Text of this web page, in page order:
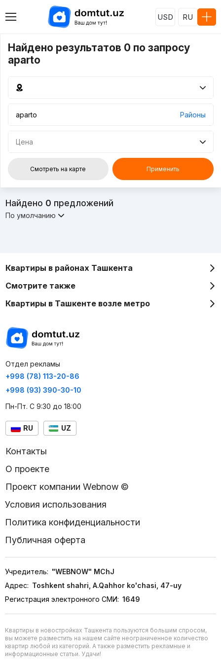
USD RU
Найдено результатов 0 по запросу
aparto
Районы
Цена
Смотреть на карте Применить
Найдено 0 предложений
По умолчанию
Квартиры в районах Ташкента
Смотрите также
Квартиры в Ташкенте возле метро
Отдел рекламы
+998 (78) 113-20-86
+998 (93) 390-30-10
Пн-Пт. С 9:30 до 18:00
RU UZ
Контакты
О проекте
Проект компании Webnow ©
Условия использования
Политика конфиденциальности
Публичная оферта
Учредитель: "WEBNOW" MChJ
Адрес: Toshkent shahri, A.Qahhor ko'chasi, 47-uy
Регистрация электронного СМИ: 1649
Квартиры в новостройках Ташкента пользуются большим спросом,
вы можете разместить на нашем сайте неограниченное количество
квартир любой из категорий. А также разместить рекламные и
информационные статьи. Удачи!